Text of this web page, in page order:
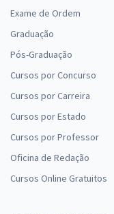
Exame de Ordem
Graduação
Pós-Graduação
Cursos por Concurso
Cursos por Carreira
Cursos por Estado
Cursos por Professor
Oficina de Redação
Cursos Online Gratuitos